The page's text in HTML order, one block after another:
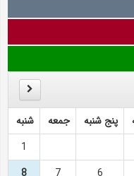
پنج شنبه جمعه
شنبه
1